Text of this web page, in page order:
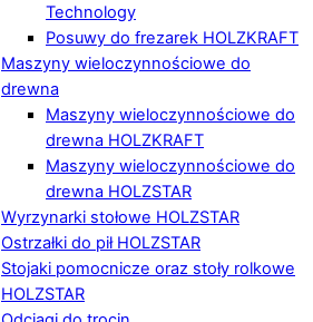
Technology
Posuwy do frezarek HOLZKRAFT
Maszyny wieloczynnościowe do
drewna
Maszyny wieloczynnościowe do
drewna HOLZKRAFT
Maszyny wieloczynnościowe do
drewna HOLZSTAR
Wyrzynarki stołowe HOLZSTAR
Ostrzałki do pił HOLZSTAR
Stojaki pomocnicze oraz stoły rolkowe
HOLZSTAR